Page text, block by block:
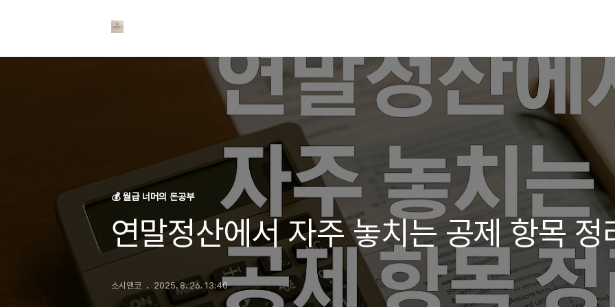
💰 월급 너머의 돈공부
연말정산에서 자주 놓치는 공제 항목 정
소시앤코 2025. 8. 26. 13:40